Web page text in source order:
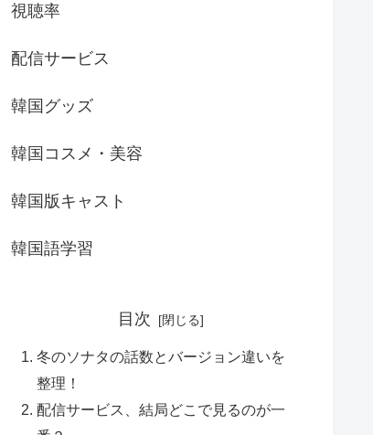
視聴率
配信サービス
韓国グッズ
韓国コスメ・美容
韓国版キャスト
韓国語学習
目次
冬のソナタの話数とバージョン違いを
整理！
配信サービス、結局どこで見るのが一